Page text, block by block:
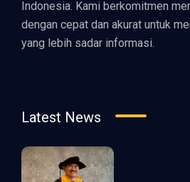
Indonesia. Kami berkomitmen
dengan cepat dan akurat untuk
yang lebih sadar informasi.
Latest News